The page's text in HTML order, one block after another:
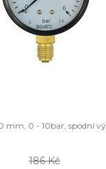
mm, 0 - 10bar, spodní
186 Kč